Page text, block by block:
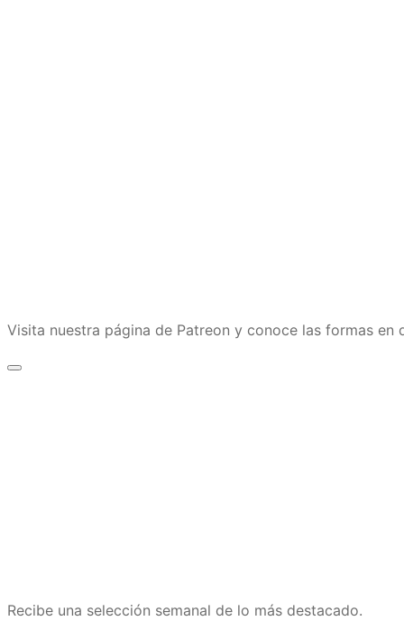
Visita nuestra página de Patreon y conoce las formas en
Recibe una selección semanal de lo más destacado.